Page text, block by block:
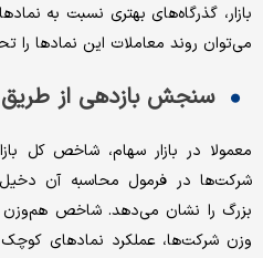
بازار، گذرگاه‌‌‌‌‌‌‌‌‌‌‌‌‌‌‌‌‌‌‌‌‌های بهتری نسبت به
می‌‌‌توان روند معاملات این نمادها را
سنجش بازدهی از
معمولا در بازار سهام، شاخص کل
شرکت‌ها در فرمول محاسبه آن
بزرگ را نشان می‌دهد. شاخص هم‌‌‌وزن
وزن شرکت‌ها، عملکرد نمادهای